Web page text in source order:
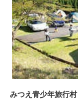
みつえ青少年旅行村